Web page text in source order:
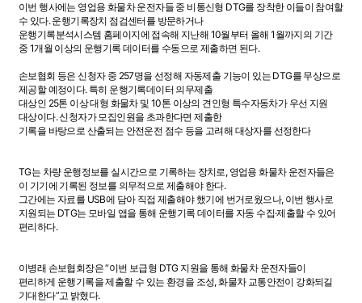
이번 행사에는 영업용 화물차 운전자들 중 비통신형 DTG를 장착한 이들이 참여할
수 있다. 운행기록장치 점검센터를 방문하거나
운행기록분석시스템 홈페이지에 접속해 지난해 10월부터 올해 1월까지의 기간
중 1개월 이상의 운행기록 데이터를 수동으로 제출하면 된다.
손보협회 등은 신청자 중 257명을 선정해 자동제출 기능이 있는 DTG를 무상으로
제공할 예정이다. 특히 운행기록데이터 의무제출
대상인 25톤 이상 대형 화물차 및 10톤 이상의 견인형 특수자동차가 우선 지원
대상이다. 신청자가 모집인원을 초과한다면 제출한
기록을 바탕으로 산출되는 안전운전 점수 등을 고려해 대상자를 선정한다
TG는 차량 운행정보를 실시간으로 기록하는 장치로, 영업용 화물차 운전자들은
이 기기에 기록된 정보를 의무적으로 제출해야 한다.
그간에는 자료를 USB에 담아 직접 제출해야 했기에 번거로웠으나, 이번 행사로
지원되는 DTG는 모바일 앱을 통해 운행기록 데이터를 자동 수집·제출할 수 있어
편리하다.
이병래 손보협회장은 “이번 보급형 DTG 지원을 통해 화물차 운전자들이
편리하게 운행기록을 제출할 수 있는 환경을 조성, 화물차 교통안전이 강화되길
기대한다”고 밝혔다.